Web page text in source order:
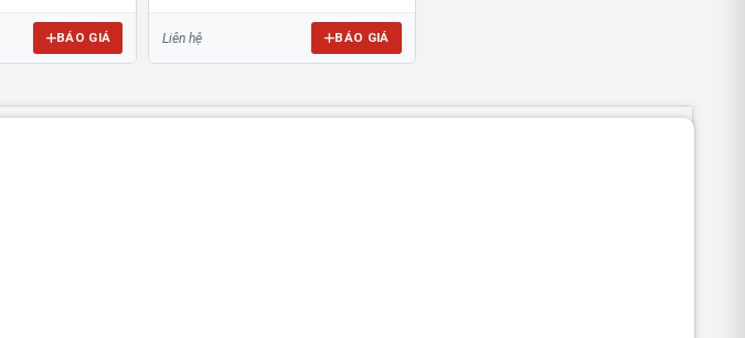
BÁO GIÁ Liên hệ BÁO GIÁ